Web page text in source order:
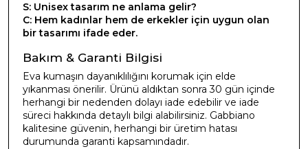
S: Unisex tasarım ne anlama gelir?
C: Hem kadınlar hem de erkekler için uygun olan
bir tasarımı ifade eder.
Bakım & Garanti Bilgisi
Eva kumaşın dayanıklılığını korumak için elde
yıkanması önerilir. Ürünü aldıktan sonra 30 gün içinde
herhangi bir nedenden dolayı iade edebilir ve iade
süreci hakkında detaylı bilgi alabilirsiniz. Gabbiano
kalitesine güvenin, herhangi bir üretim hatası
durumunda garanti kapsamındadır.